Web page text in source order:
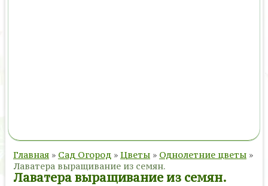
Главная » Сад Огород » Цветы » Однолетние цветы »
Лаватера выращивание из семян.
Лаватера выращивание из семян.